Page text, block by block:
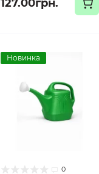
127.00грн.
Новинка
0